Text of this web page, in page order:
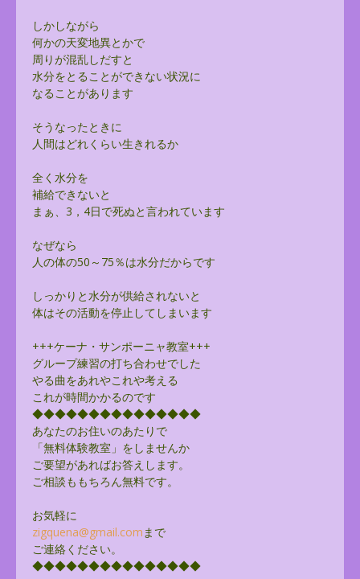
しかしながら
何かの天変地異とかで
周りが混乱しだすと
水分をとることができない状況に
なることがあります
そうなったときに
人間はどれくらい生きれるか
全く水分を
補給できないと
まぁ、3，4日で死ぬと言われています
なぜなら
人の体の50～75％は水分だからです
しっかりと水分が供給されないと
体はその活動を停止してしまいます
+++ケーナ・サンポーニャ教室+++
グループ練習の打ち合わせでした
やる曲をあれやこれや考える
これが時間かかるのです
◆◆◆◆◆◆◆◆◆◆◆◆◆◆◆
あなたのお住いのあたりで
「無料体験教室」をしませんか
ご要望があればお答えします。
ご相談ももちろん無料です。
お気軽に
zigquena@gmail.comまで
ご連絡ください。
◆◆◆◆◆◆◆◆◆◆◆◆◆◆◆